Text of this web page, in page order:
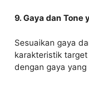
9. Gaya dan Tone
Sesuaikan gaya
karakteristik
dengan gaya